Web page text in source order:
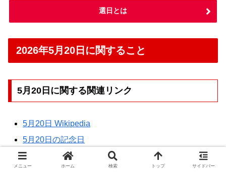
選日とは
2026年5月20日に関すること
5月20日に関する関連リンク
5月20日 Wikipedia
5月20日の記念日
メニュー ホーム 検索 トップ サイドバー